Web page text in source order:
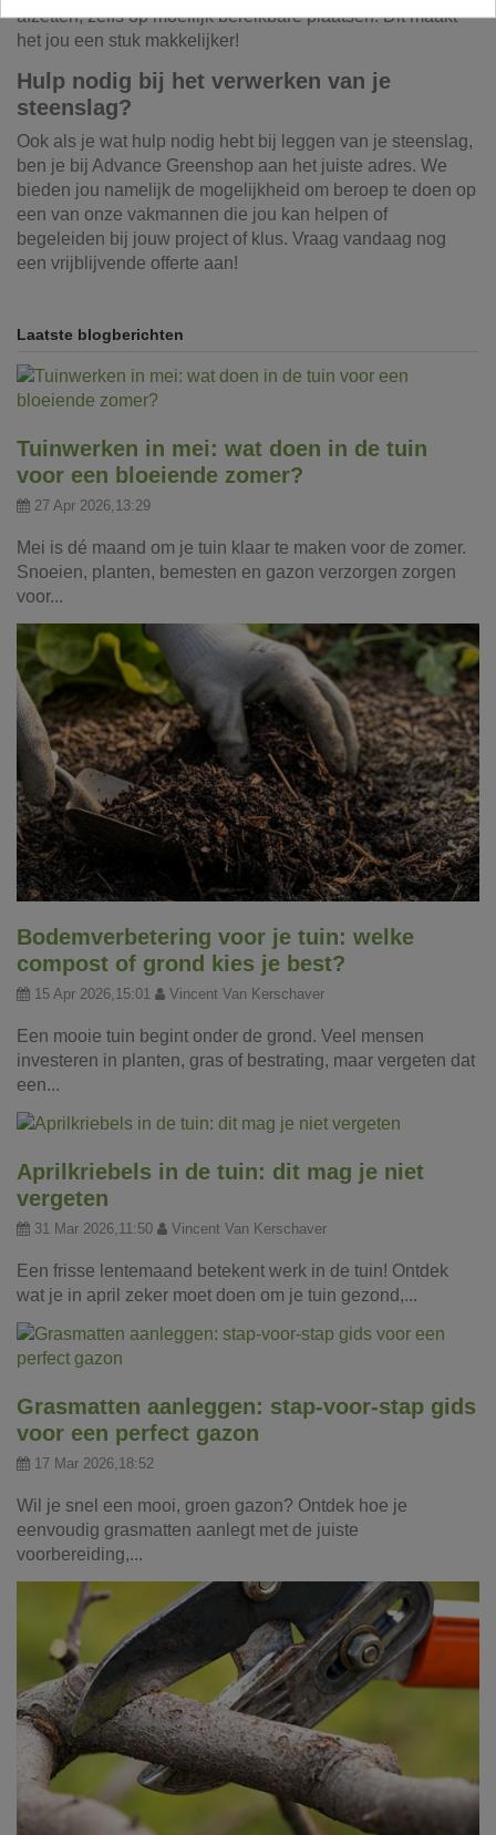
afzetten, zelfs op moeilijk bereikbare plaatsen. Dit maakt
het jou een stuk makkelijker!
Hulp nodig bij het verwerken van je
steenslag?
Ook als je wat hulp nodig hebt bij leggen van je steenslag,
ben je bij Advance Greenshop aan het juiste adres. We
bieden jou namelijk de mogelijkheid om beroep te doen op
een van onze vakmannen die jou kan helpen of
begeleiden bij jouw project of klus. Vraag vandaag nog
een vrijblijvende offerte aan!
Laatste blogberichten
Tuinwerken in mei: wat doen in de tuin
voor een bloeiende zomer?
27 Apr 2026,13:29
Mei is dé maand om je tuin klaar te maken voor de zomer.
Snoeien, planten, bemesten en gazon verzorgen zorgen
voor...
Bodemverbetering voor je tuin: welke
compost of grond kies je best?
15 Apr 2026,15:01 Vincent Van Kerschaver
Een mooie tuin begint onder de grond. Veel mensen
investeren in planten, gras of bestrating, maar vergeten dat
een...
Aprilkriebels in de tuin: dit mag je niet
vergeten
31 Mar 2026,11:50 Vincent Van Kerschaver
Een frisse lentemaand betekent werk in de tuin! Ontdek
wat je in april zeker moet doen om je tuin gezond,...
Grasmatten aanleggen: stap-voor-stap gids
voor een perfect gazon
17 Mar 2026,18:52
Wil je snel een mooi, groen gazon? Ontdek hoe je
eenvoudig grasmatten aanlegt met de juiste
voorbereiding,...